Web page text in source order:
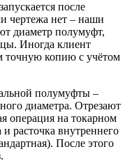
после
чертежа нет – наши
диаметр полумуфт,
Иногда клиент
точную копию с учётом
полумуфты –
диаметра. Отрезают
операция на токарном
расточка внутреннего
После этого